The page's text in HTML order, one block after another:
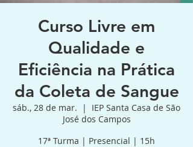
Curso Livre em
Qualidade e
Eficiência na Prática
da Coleta de Sangue
sáb., 28 de mar.
  |
IEP Santa Casa de São
José dos Campos
17ª Turma | Presencial | 15h